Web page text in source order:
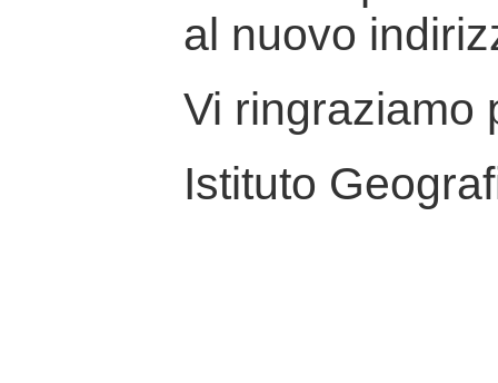
al nuovo
Vi ringraziamo
Istituto